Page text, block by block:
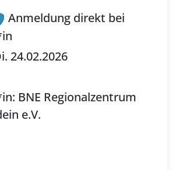
Anmeldung direkt bei
24.02.2026
BNE Regionalzentrum
e.V.